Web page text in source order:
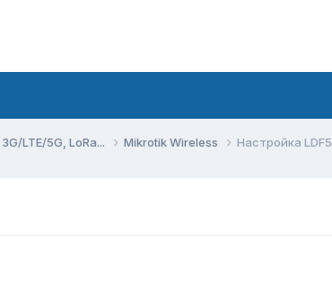
LTE/5G, LoRa... Mikrotik Wireless Настройка LDF5